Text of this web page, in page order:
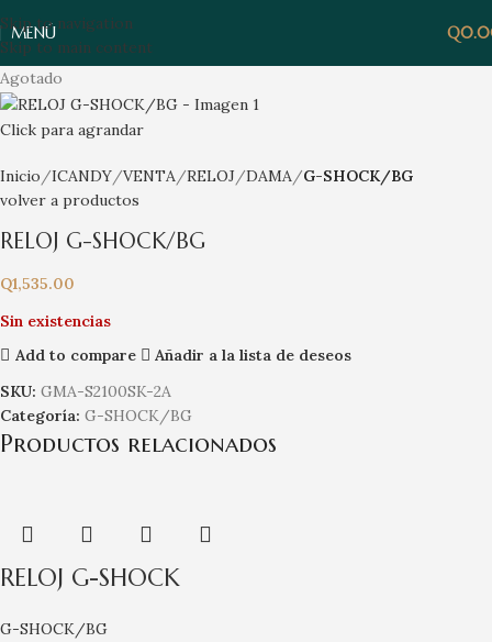
Skip to navigation
Skip to main content
MENÚ Q
Agotado
Click para agrandar
Inicio ICANDY VENTA RELOJ DAMA
G-SHOCK/BG
volver a productos
RELOJ G-SHOCK/BG
Q1,535.00
Sin existencias
Add to compare
Añadir a la lista de deseos
SKU: GMA-S2100SK-2A
Categoría: G-SHOCK/BG
Productos relacionados
RELOJ G-SHOCK
G-SHOCK/BG